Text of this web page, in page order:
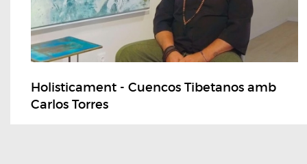
Holisticament - Cuencos Tibetanos amb
Carlos Torres